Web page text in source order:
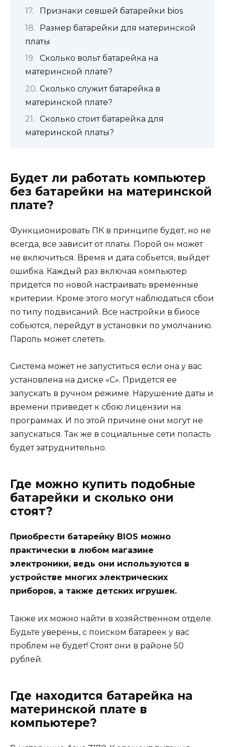
Признаки севшей батарейки bios
Размер батарейки для материнской
платы
Сколько вольт батарейка на
материнской плате?
Сколько служит батарейка в
материнской плате?
Сколько стоит батарейка для
материнской платы?
Будет ли работать компьютер
без батарейки на материнской
плате?
Функционировать ПК в принципе будет, но не
всегда, все зависит от платы. Порой он может
не включиться. Время и дата собьется, выйдет
ошибка. Каждый раз включая компьютер
придется по новой настраивать временные
критерии. Кроме этого могут наблюдаться сбои
по типу подвисаний. Все настройки в биосе
собьются, перейдут в установки по умолчанию.
Пароль может слететь.
Система может не запуститься если она у вас
установлена на диске «С». Придется ее
запускать в ручном режиме. Нарушение даты и
времени приведет к сбою лицензии на
программах. И по этой причине они могут не
запускаться. Так же в социальные сети попасть
будет затруднительно.
Где можно купить подобные
батарейки и сколько они
стоят?
Приобрести батарейку BIOS можно
практически в любом магазине
электроники, ведь они используются в
устройстве многих электрических
приборов, а также детских игрушек.
Также их можно найти в хозяйственном отделе.
Будьте уверены, с поиском батареек у вас
проблем не будет! Стоят они в районе 50
рублей.
Где находится батарейка на
материнской плате в
компьютере?